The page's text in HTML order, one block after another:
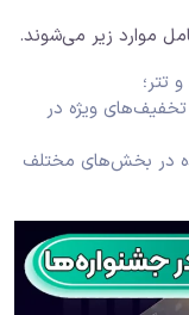
موارد زیر می‌شوند.
تتر؛
تخفیف‌های ویژه در
در بخش‌های مختلف